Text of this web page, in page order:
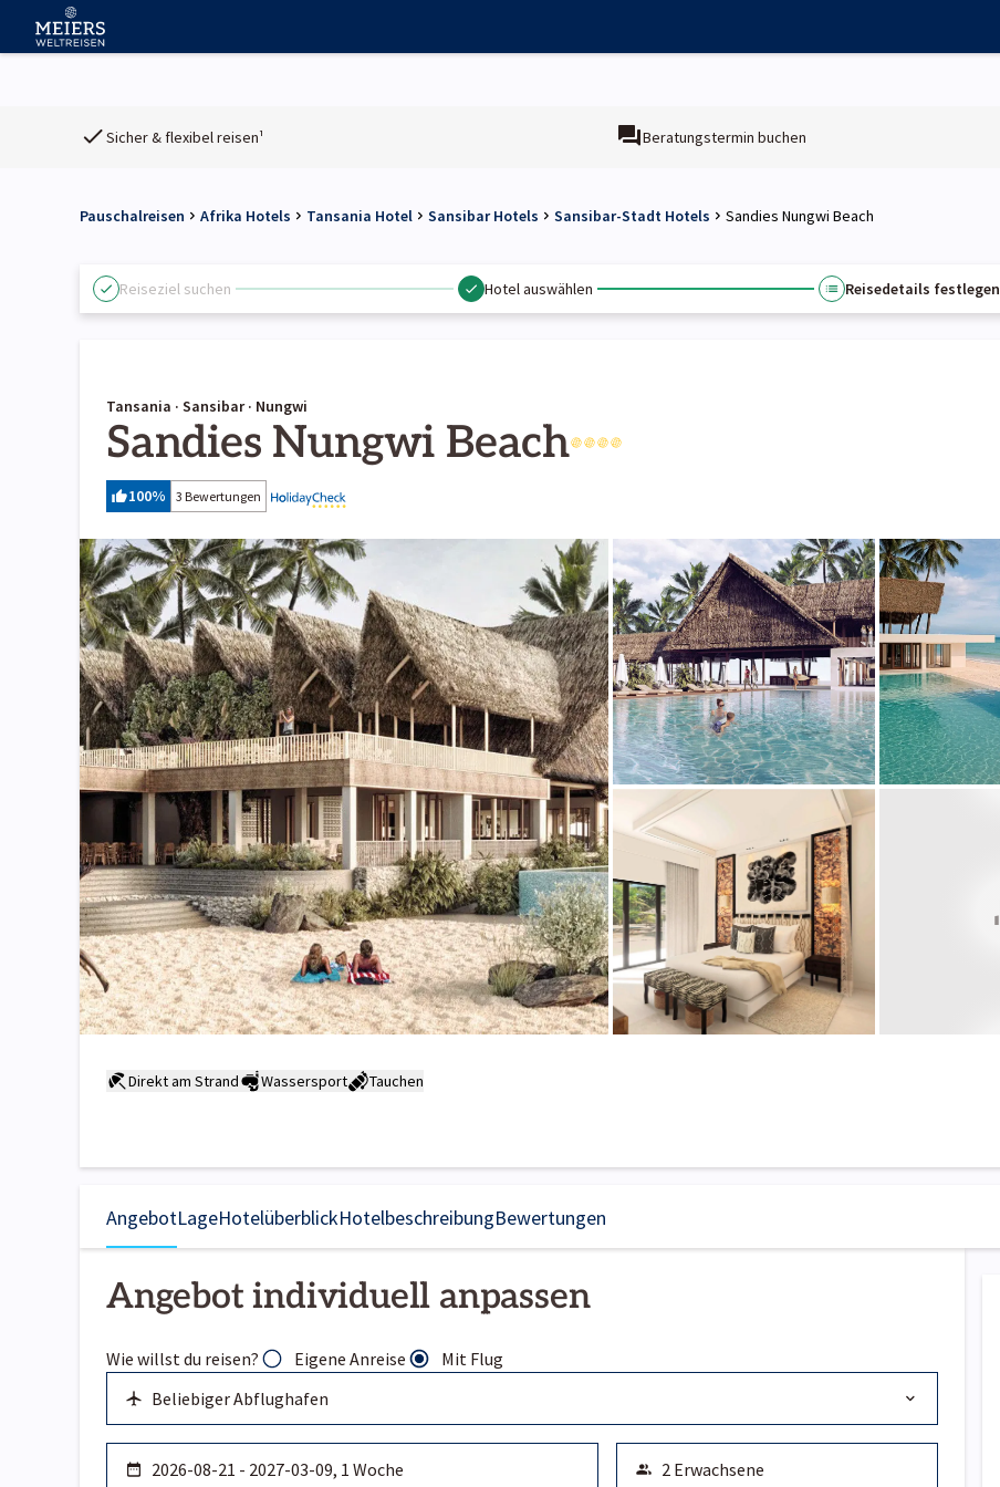
Sicher & flexibel reisen¹ Beratungstermin buchen
Pauschalreisen Afrika Hotels Tansania Hotel Sansibar Hotels Sansibar-Stadt Hotels Sandies Nungwi Beach
Reiseziel suchen Hotel auswählen Reisedetails festlegen
Tansania · Sansibar · Nungwi
Sandies Nungwi Beach
100% 3 Bewertungen
Direkt am Strand Wassersport Tauchen
AngebotLageHotelüberblickHotelbeschreibungBewertungen
Angebot individuell anpassen
Wie willst du reisen? Eigene Anreise Mit Flug